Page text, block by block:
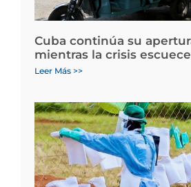
Cuba continúa su
mientras la crisis
Leer Más >>